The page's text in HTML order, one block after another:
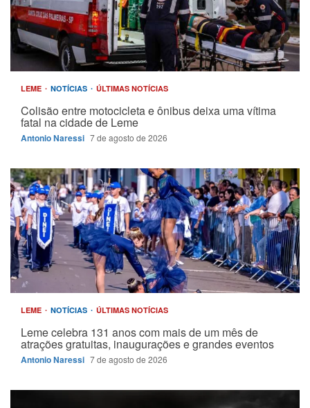
LEME NOTÍCIAS ÚLTIMAS NOTÍCIAS
Colisão entre motocicleta e ônibus deixa uma vítima
fatal na cidade de Leme
Antonio Naressi 7 de agosto de 2026
LEME NOTÍCIAS ÚLTIMAS NOTÍCIAS
Leme celebra 131 anos com mais de um mês de
atrações gratuitas, inaugurações e grandes eventos
Antonio Naressi 7 de agosto de 2026